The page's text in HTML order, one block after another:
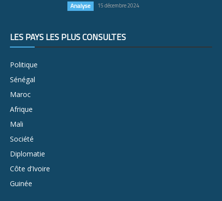
Analyse 15 décembre 2024
LES PAYS LES PLUS CONSULTÉS
Politique
Sénégal
Maroc
Afrique
Mali
Société
Diplomatie
Côte d’Ivoire
Guinée